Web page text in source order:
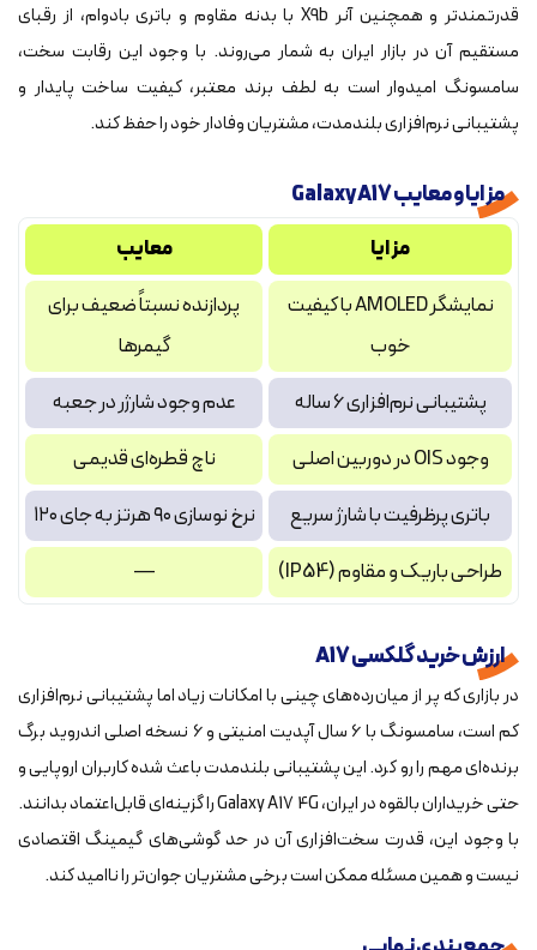
قدرتمندتر و همچنین آنر X9b با بدنه مقاوم و باتری بادوام، از رقبای
مستقیم آن در بازار ایران به شمار می‌روند. با وجود این رقابت سخت،
سامسونگ امیدوار است به لطف برند معتبر، کیفیت ساخت پایدار و
پشتیبانی نرم‌افزاری بلندمدت، مشتریان وفادار خود را حفظ کند.
مزایا و معایب Galaxy A17
مزایا
معایب
نمایشگر AMOLED با کیفیت
خوب
پردازنده نسبتاً ضعیف برای
گیمرها
پشتیبانی نرم‌افزاری ۶ ساله
عدم وجود شارژر در جعبه
وجود OIS در دوربین اصلی
ناچ قطره‌ای قدیمی
باتری پرظرفیت با شارژ سریع
نرخ نوسازی ۹۰ هرتز به جای ۱۲۰
طراحی باریک و مقاوم (IP54)
—
ارزش خرید گلکسی A17
در بازاری که پر از میان‌رده‌های چینی با امکانات زیاد اما پشتیبانی نرم‌افزاری
کم است، سامسونگ با ۶ سال آپدیت امنیتی و ۶ نسخه اصلی اندروید برگ
برنده‌ای مهم را رو کرد. این پشتیبانی بلندمدت باعث شده کاربران اروپایی و
حتی خریداران بالقوه در ایران، Galaxy A17 4G را گزینه‌ای قابل‌اعتماد بدانند.
با وجود این، قدرت سخت‌افزاری آن در حد گوشی‌های گیمینگ اقتصادی
نیست و همین مسئله ممکن است برخی مشتریان جوان‌تر را ناامید کند.